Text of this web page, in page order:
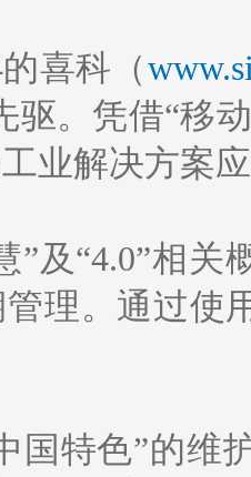
喜科（
驱。凭借“移
业解决方案
”及“4.0”相
理。通过使
国特色”的维